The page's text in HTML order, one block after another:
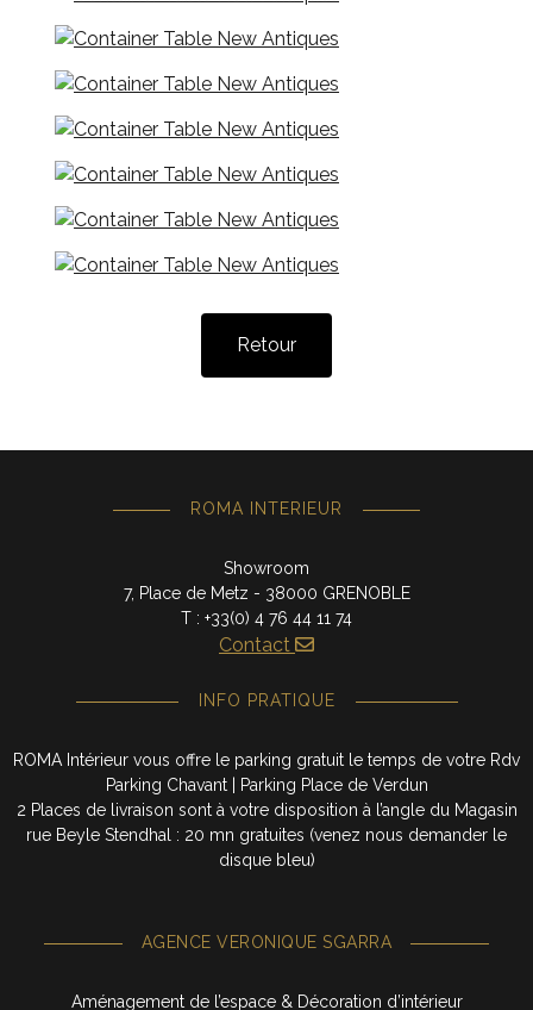
Retour
ROMA INTERIEUR
Showroom
7, Place de Metz - 38000 GRENOBLE
T : +33(0) 4 76 44 11 74
Contact
INFO PRATIQUE
ROMA Intérieur vous offre le parking gratuit le temps de votre Rdv
Parking Chavant | Parking Place de Verdun
2 Places de livraison sont à votre disposition à l’angle du Magasin
rue Beyle Stendhal : 20 mn gratuites (venez nous demander le
disque bleu)
AGENCE VERONIQUE SGARRA
Aménagement de l’espace & Décoration d’intérieur